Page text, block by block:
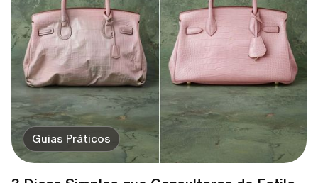
Guias Práticos